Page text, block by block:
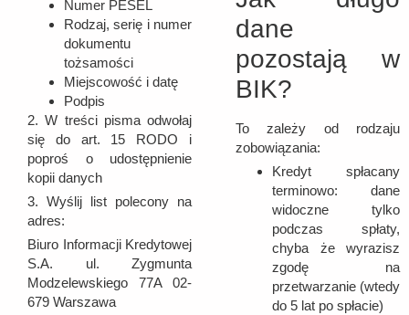
Numer PESEL
Rodzaj, serię i numer
dokumentu
tożsamości
Miejscowość i datę
Podpis
2. W treści pisma odwołaj
się do art. 15 RODO i
poproś o udostępnienie
kopii danych
3. Wyślij list polecony na
adres:
Biuro Informacji Kredytowej
S.A. ul. Zygmunta
Modzelewskiego 77A 02-
679 Warszawa
dane
pozostają w
BIK?
To zależy od rodzaju
zobowiązania:
Kredyt spłacany
terminowo: dane
widoczne tylko
podczas spłaty,
chyba że wyrazisz
zgodę na
przetwarzanie (wtedy
do 5 lat po spłacie)